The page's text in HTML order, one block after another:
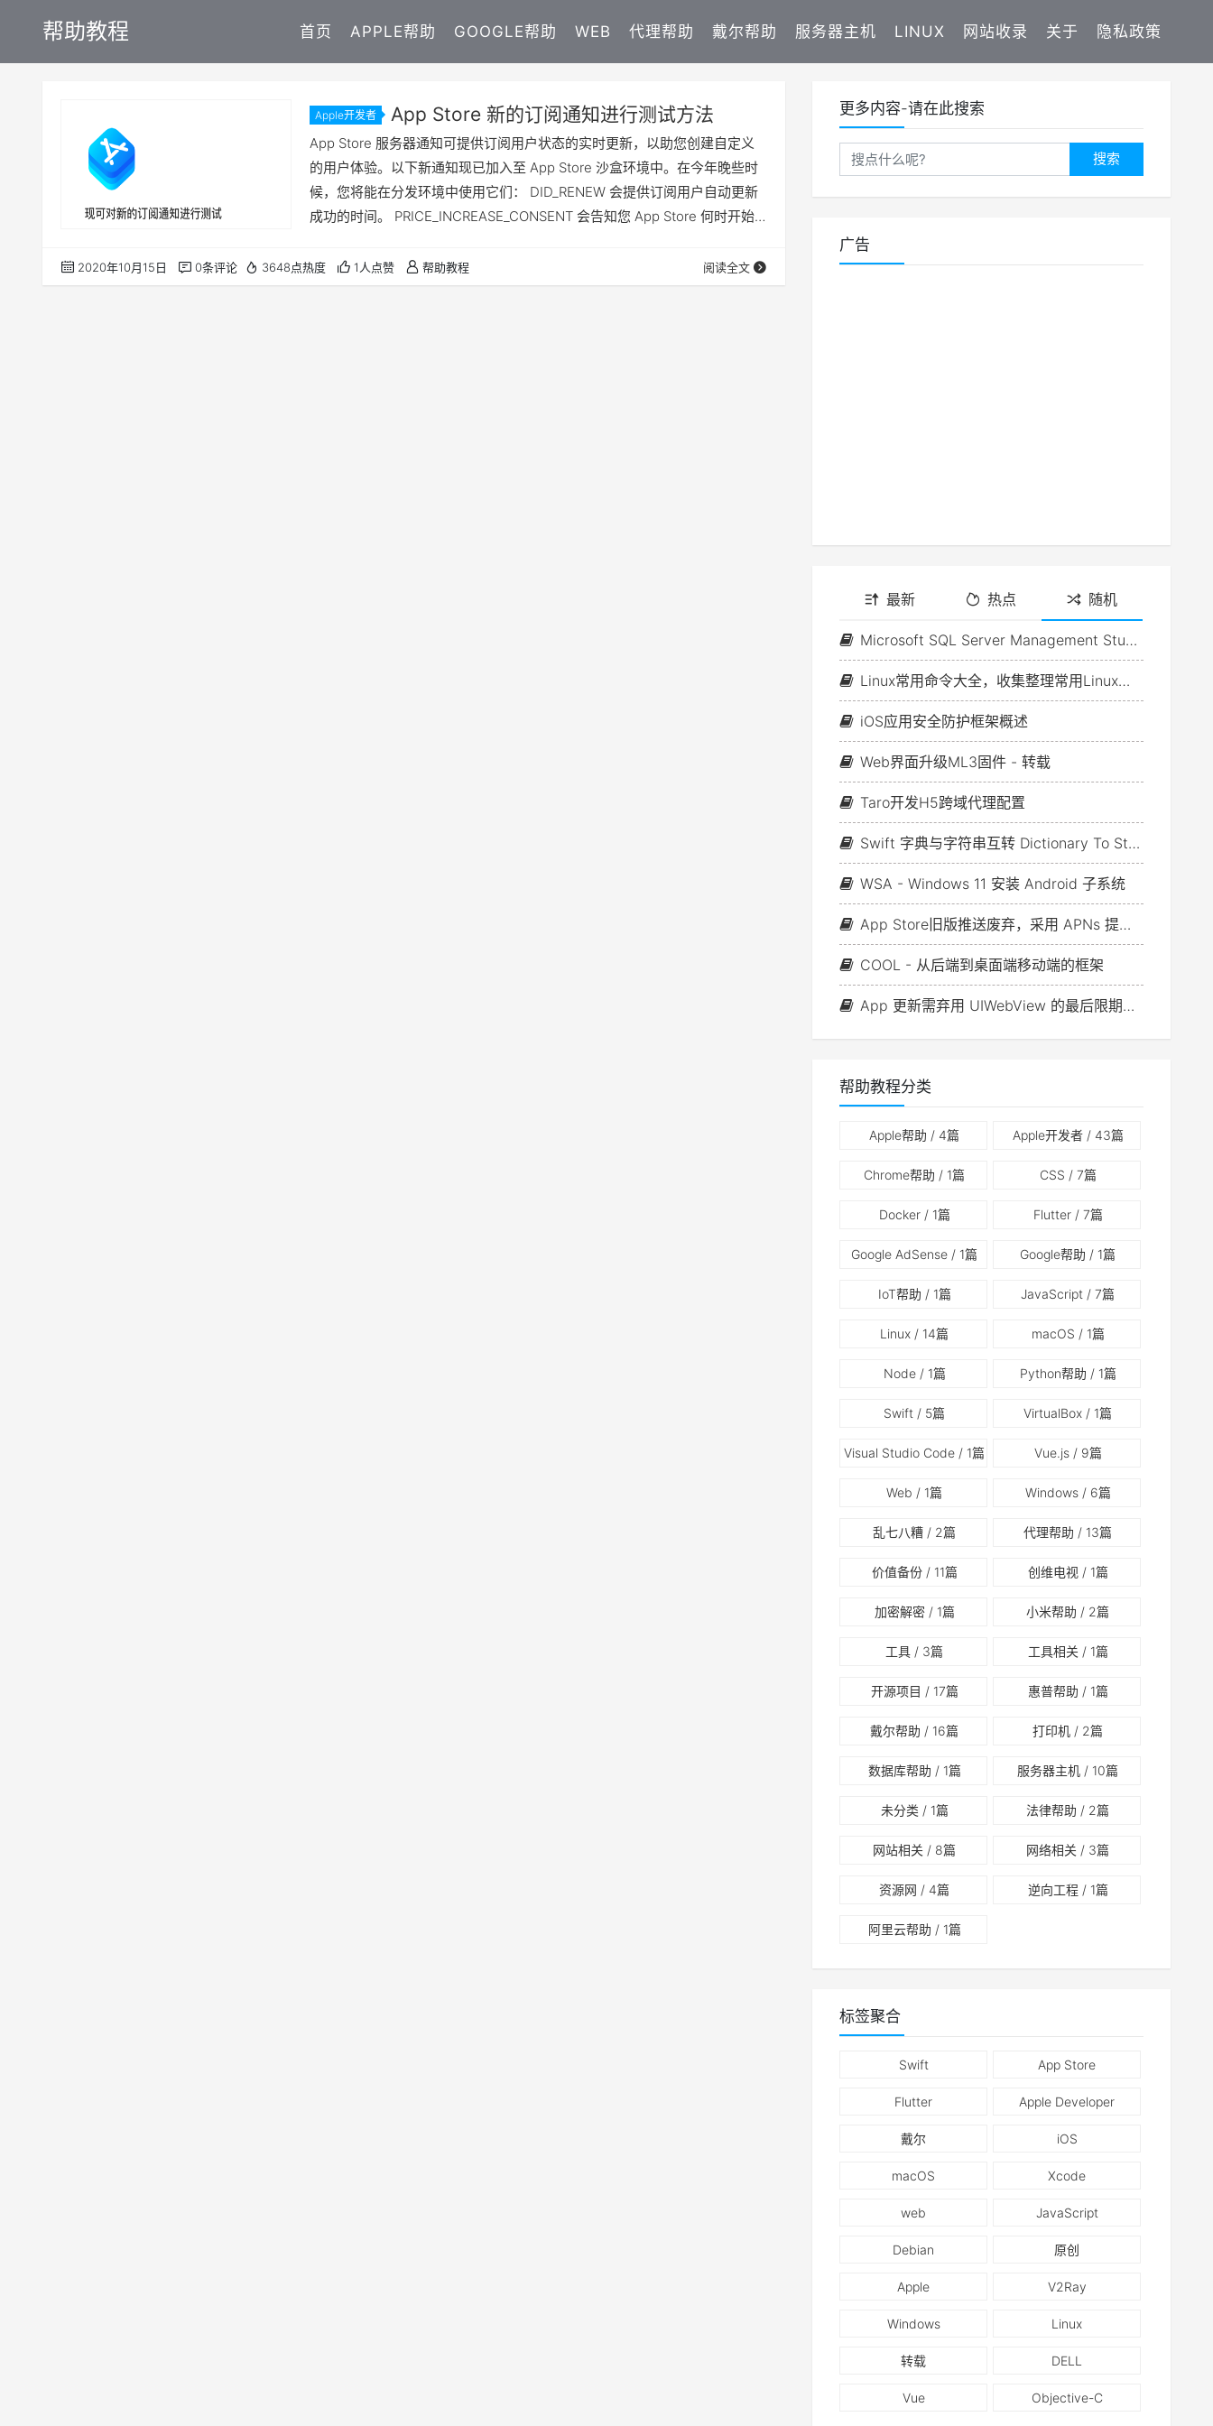
帮助教程 首页 APPLE帮助 GOOGLE帮助 WEB 代理帮助 戴尔帮助 服务器主机 LINUX 网站收录 关于 隐私政策
Apple开发者 App Store 新的订阅通知进行测试方法
App Store 服务器通知可提供订阅用户状态的实时更新，以助您创建自定义
的用户体验。以下新通知现已加入至 App Store 沙盒环境中。在今年晚些时
候，您将能在分发环境中使用它们： DID_RENEW 会提供订阅用户自动更新
成功的时间。 PRICE_INCREASE_CONSENT 会告知您 App Store 何时开始
励他们继续订阅。 此外，以下内容将于 2020 年 11 月在 App Store 沙盒环境
中被弃用：RENEWAL 通知及以…
2020年10月15日 0条评论 3648点热度 1人点赞 帮助教程 阅读全文
更多内容-请在此搜索
搜索
广告
最新 热点 随机
Microsoft SQL Server Management Studio导出数据库-导出带有数据的SQL脚本文件
Linux常用命令大全，收集整理常用Linux命令（二）
iOS应用安全防护框架概述
Web界面升级ML3固件 - 转载
Taro开发H5跨域代理配置
Swift 字典与字符串互转 Dictionary To String
WSA - Windows 11 安装 Android 子系统
App Store旧版推送废弃，采用 APNs 提供商 API 的最后限期已更新
COOL - 从后端到桌面端移动端的框架
App 更新需弃用 UIWebView 的最后限期已推迟
帮助教程分类
Apple帮助 / 4篇 Apple开发者/ 43篇
Chrome帮助 / 1篇 CSS / 7篇
Docker/ 1篇 Flutter/ 7篇
Google AdSense / 1篇 Google帮助 / 1篇
IoT帮助 / 1篇 JavaScript / 7篇
Linux / 14篇 macOS / 1篇
Node/ 1篇 Python帮助 / 1篇
Swift / 5篇 VirtualBox / 1篇
Visual Studio Code / 1篇 Vue.js/ 9篇
Web / 1篇 Windows/ 6篇
乱七八糟 / 2篇 代理帮助 / 13篇
价值备份/ 11篇 创维电视 / 1篇
加密解密/ 1篇 小米帮助 / 2篇
工具 / 3篇 工具相关 / 1篇
开源项目 / 17篇 惠普帮助 / 1篇
戴尔帮助 / 16篇 打印机 / 2篇
数据库帮助 / 1篇 服务器主机 / 10篇
未分类 / 1篇 法律帮助 / 2篇
网站相关 / 8篇 网络相关 / 3篇
资源网 / 4篇 逆向工程/ 1篇
阿里云帮助 / 1篇
标签聚合
Swift App Store
Flutter Apple Developer
戴尔 iOS
macOS Xcode
web JavaScript
Debian 原创
Apple V2Ray
Windows Linux
转载 DELL
Vue Objective-C